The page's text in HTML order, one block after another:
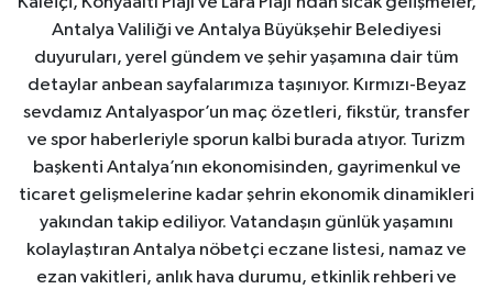
Antalya Valiliği ve Antalya Büyükşehir Belediyesi
duyuruları, yerel gündem ve şehir yaşamına dair tüm
detaylar anbean sayfalarımıza taşınıyor. Kırmızı-Beyaz
sevdamız Antalyaspor’un maç özetleri, fikstür, transfer
ve spor haberleriyle sporun kalbi burada atıyor. Turizm
başkenti Antalya’nın ekonomisinden, gayrimenkul ve
ticaret gelişmelerine kadar şehrin ekonomik dinamikleri
yakından takip ediliyor. Vatandaşın günlük yaşamını
kolaylaştıran Antalya nöbetçi eczane listesi, namaz ve
ezan vakitleri, anlık hava durumu, etkinlik rehberi ve